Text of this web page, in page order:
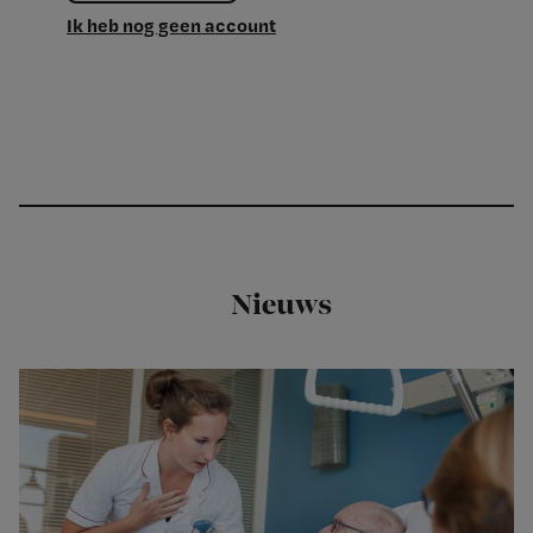
Ik heb nog geen account
Nieuws